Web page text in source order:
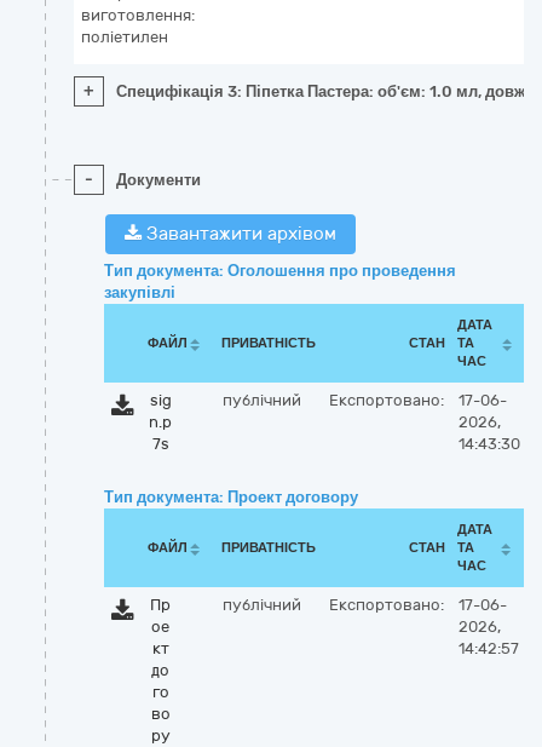
виготовлення:
поліетилен
+ Специфікація 3: Піпетка Пастера: об'єм: 1.0 мл,
- Документи
Завантажити архівом
Тип документа: Оголошення про проведення
закупівлі
ФАЙЛ ПРИВАТНІСТЬ СТАН
ДАТА
ТА
ЧАС
sig
n.p
7s
публічний Експортовано:
17-06-
2026,
14:43:30
Тип документа: Проект договору
ФАЙЛ ПРИВАТНІСТЬ СТАН
ДАТА
ТА
ЧАС
Пр
ое
кт
до
го
во
ру
публічний Експортовано:
17-06-
2026,
14:42:57